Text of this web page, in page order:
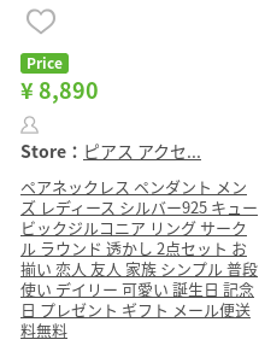
Price
¥ 8,890
Store： ピアス アクセ...
ペアネックレス ペンダント メン
ズ レディース シルバー925 キュー
ビックジルコニア リング サーク
ル ラウンド 透かし 2点セット お
揃い 恋人 友人 家族 シンプル 普段
使い デイリー 可愛い 誕生日 記念
日 プレゼント ギフト メール便送
料無料